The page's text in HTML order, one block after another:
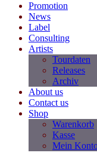
Promotion
News
Label
Consulting
Artists
Tourdaten
Releases
Archiv
About us
Contact us
Shop
Warenkorb
Kasse
Mein